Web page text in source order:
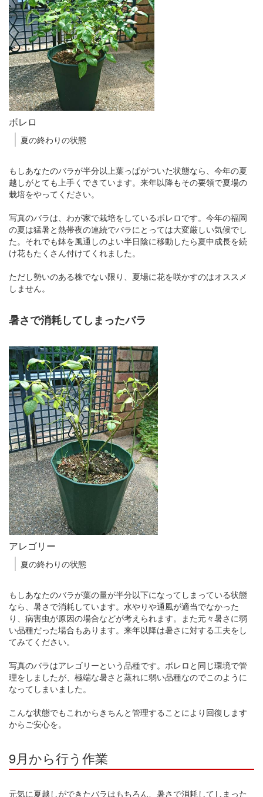
ボレロ
夏の終わりの状態
もしあなたのバラが半分以上葉っぱがついた状態なら、今年の夏
越しがとても上手くできています。来年以降もその要領で夏場の
栽培をやってください。
写真のバラは、わが家で栽培をしているボレロです。今年の福岡
の夏は猛暑と熱帯夜の連続でバラにとっては大変厳しい気候でし
た。それでも鉢を風通しのよい半日陰に移動したら夏中成長を続
け花もたくさん付けてくれました。
ただし勢いのある株でない限り、夏場に花を咲かすのはオススメ
しません。
暑さで消耗してしまったバラ
アレゴリー
夏の終わりの状態
もしあなたのバラが葉の量が半分以下になってしまっている状態
なら、暑さで消耗しています。水やりや通風が適当でなかった
り、病害虫が原因の場合などが考えられます。また元々暑さに弱
い品種だった場合もあります。来年以降は暑さに対する工夫をし
てみてください。
写真のバラはアレゴリーという品種です。ボレロと同じ環境で管
理をしましたが、極端な暑さと蒸れに弱い品種なのでこのように
なってしまいました。
こんな状態でもこれからきちんと管理することにより回復します
からご安心を。
9月から行う作業
元気に夏越しができたバラはもちろん、暑さで消耗してしまった